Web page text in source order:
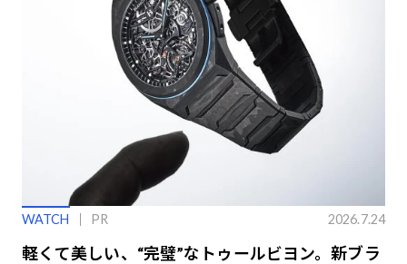
WATCH PR 2026.7.24
軽くて美しい、“完璧”なトゥールビヨン。新ブラ